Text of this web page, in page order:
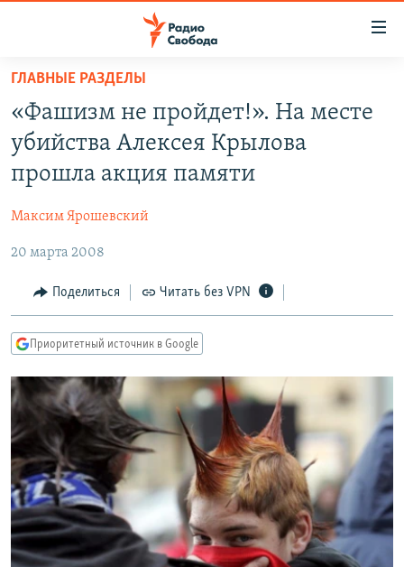
упрощенного
доступа
Вернуться
основному
Вернутся
навигации
Вернутся
поиску
ПОДКАСТЫ
МНЕНИЯ
КУЛЬТУРА
IDEL.РЕАЛИИ
СЕВЕР.РЕАЛИИ
СИБИРЬ.РЕАЛИИ
РАСПИСАНИЕ ВЕЩАНИЯ
ПОДПИШИТЕСЬ НА РАССЫЛКУ
СОЦИАЛЬНЫЕ СЕТИ
ГЛАВНЫЕ РАЗДЕЛЫ
«Фашизм не пройдет!». На месте
убийства Алексея Крылова
прошла акция памяти
Максим Ярошевский
20 марта 2008
Поделиться Читать без VPN
Приоритетный источник в Google